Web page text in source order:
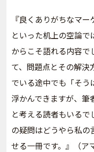
『良くありがちなマ
といった机上の空論
からこそ語れる内容で
て、問題点とその解決
でいる途中でも「そう
浮かんできますが、筆
と考える読者もいるで
の疑問はどうやら私の
せる一冊です。』（ア